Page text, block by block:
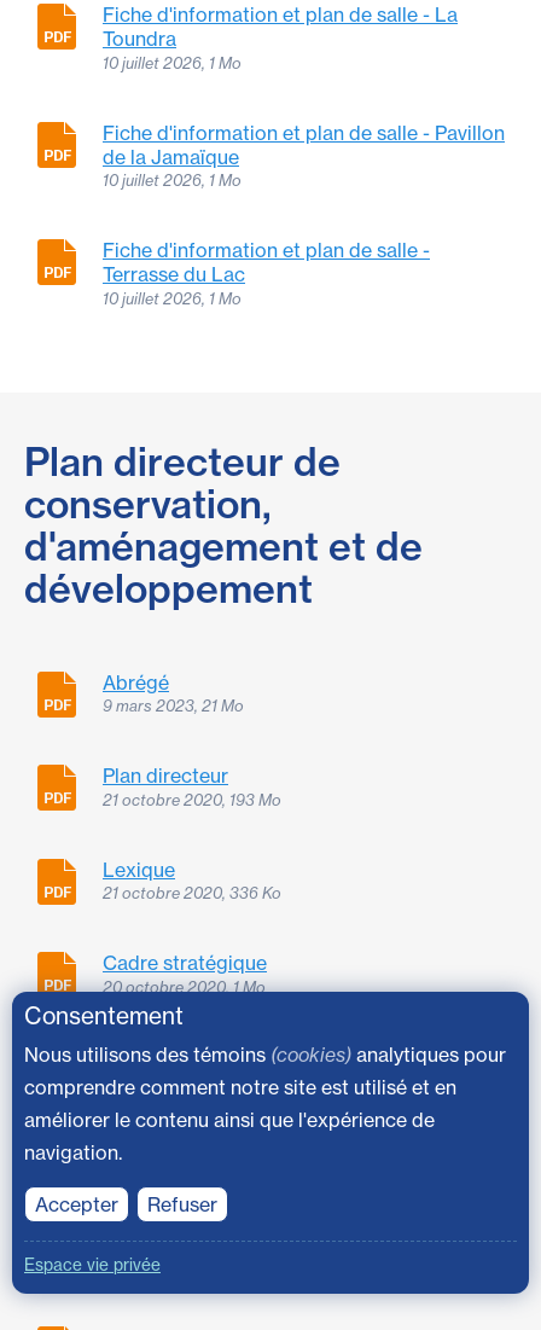
Fiche d'information et plan de salle - La
Toundra
10 juillet 2026, 1 Mo
Fiche d'information et plan de salle - Pavillon
de la Jamaïque
10 juillet 2026, 1 Mo
Fiche d'information et plan de salle -
Terrasse du Lac
10 juillet 2026, 1 Mo
Plan directeur de
conservation,
d'aménagement et de
développement
Abrégé
9 mars 2023, 21 Mo
Plan directeur
21 octobre 2020, 193 Mo
Lexique
21 octobre 2020, 336 Ko
Cadre stratégique
20 octobre 2020, 1 Mo
Présentation du Parc et diagnostic physique
20 octobre 2020, 16 Mo
Principes et concept d'aménagement
Composantes d'aménagement
20 octobre 2020, 9 Mo
Consentement
Nous utilisons des témoins (cookies) analytiques pour
comprendre comment notre site est utilisé et en
améliorer le contenu ainsi que l'expérience de
navigation.
Accepter Refuser
Espace vie privée